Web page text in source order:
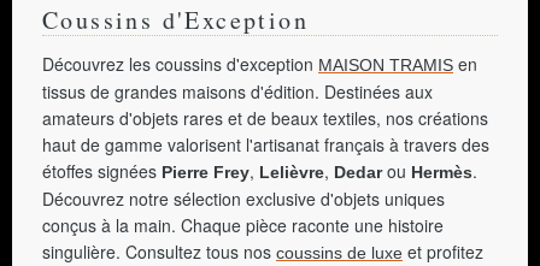
Coussins d'Exception
Découvrez les coussins d'exception MAISON TRAMIS en
tissus de grandes maisons d'édition. Destinées aux
amateurs d'objets rares et de beaux textiles, nos créations
haut de gamme valorisent l'artisanat français à travers des
étoffes signées Pierre Frey, Lelièvre, Dedarou Hermès.
Découvrez notre sélection exclusive d'objets uniques
conçus à la main. Chaque pièce raconte une histoire
singulière. Consultez tous nos coussins de luxe et profitez